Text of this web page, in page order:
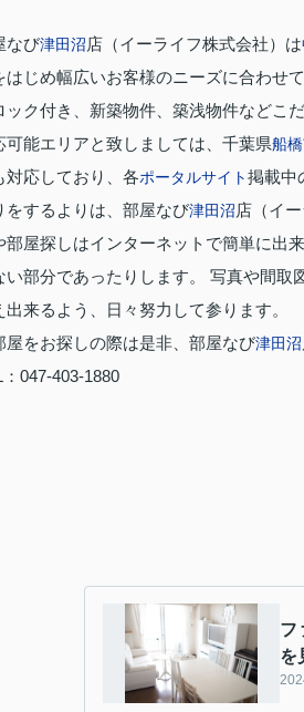
なび津田沼店（イーライフ株式会社）は
はじめ幅広いお客様のニーズに合わせ
ック付き、新築物件、築浅物件などこ
可能エリアと致しましては、千葉県船
対応しており、各ポータルサイト掲載中
をするよりは、部屋なび津田沼店（イ
部屋探しはインターネットで簡単に出
い部分であったりします。 写真や間
出来るよう、日々努力して参ります。
屋をお探しの際は是非、部屋なび津田沼
047-403-1880
フ
を